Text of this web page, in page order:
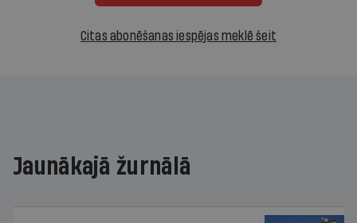
Citas abonēšanas iespējas meklē šeit
Jaunākajā žurnālā